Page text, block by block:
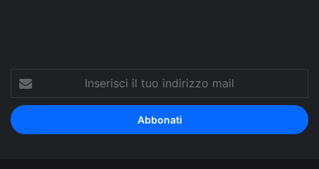
tuo
indirizzo
mail